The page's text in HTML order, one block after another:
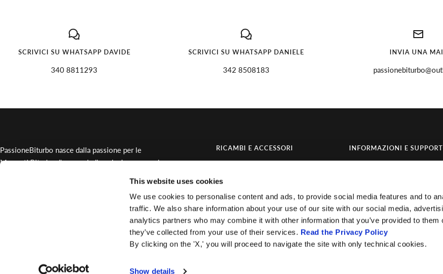
This website uses cookies
We use cookies to personalise content and ads, to provide social media features and to
traffic. We also share information about your use of our site with our social media,
analytics partners who may combine it with other information that you’ve provided to them
they’ve collected from your use of their services. Read the Privacy Policy
By clicking on the 'X,' you will proceed to navigate the site with only technical cookies.
Show details
SCRIVICI SU WHATSAPP DAVIDE
340 8811293
SCRIVICI SU WHATSAPP DANIELE
342 8508183
INVIA UNA
PassioneBiturbo nasce dalla passione per le
Maserati Biturbo d'epoca, dedicandosi con cura al
RICAMBI E ACCESSORI
Occasioni
INFORMAZIONI E
Contatti
Invia richiesta di recesso